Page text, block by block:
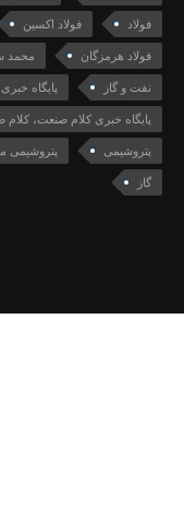
فولاد فولاد اکسین
فولاد هرمزگان محمد
نفت و گاز پایگاه
پایگاه خبری کلام صنعت،
پتروشیمی پتروشیمی
گاز